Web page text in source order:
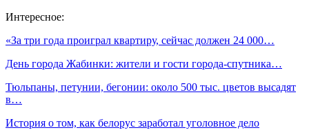
Интересное:
«За три года проиграл квартиру, сейчас должен 24 000…
День города Жабинки: жители и гости города-спутника…
Тюльпаны, петунии, бегонии: около 500 тыс. цветов высадят
в…
История о том, как белорус заработал уголовное дело